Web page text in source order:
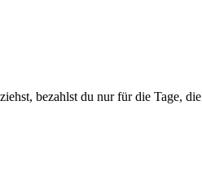
bezahlst du nur für die Tage, die